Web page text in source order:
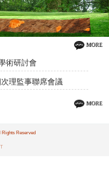
術研討會
理監事聯席會議
Reserved